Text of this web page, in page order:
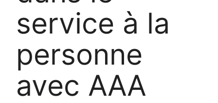
service à la
personne
avec AAA